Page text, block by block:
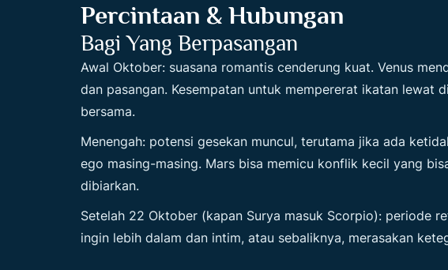
Percintaan & Hubungan
Bagi Yang Berpasangan
Awal Oktober: suasana romantis cenderung kuat. Venus
dan pasangan. Kesempatan untuk mempererat ikatan lewat
bersama.
Menengah: potensi gesekan muncul, terutama jika ada
ego masing-masing. Mars bisa memicu konflik kecil yang
dibiarkan.
Setelah 22 Oktober (kapan Surya masuk Scorpio): periode
ingin lebih dalam dan intim, atau sebaliknya, merasakan